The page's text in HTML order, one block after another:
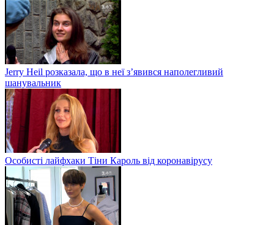
Jerry Heil розказала, що в неї з’явився наполегливий
шанувальник
Особисті лайфхаки Тіни Кароль від коронавірусу